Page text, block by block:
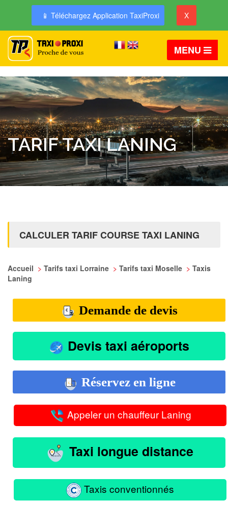
📱 Téléchargez Application TaxiProxi X
MENU
TARIF TAXI LANING
CALCULER TARIF COURSE TAXI LANING
Accueil > Tarifs taxi Lorraine > Tarifs taxi Moselle > Taxis
Laning
Demande de devis
Devis taxi aéroports
Réservez en ligne
Appeler un chauffeur Laning
Taxi longue distance
Taxis conventionnés